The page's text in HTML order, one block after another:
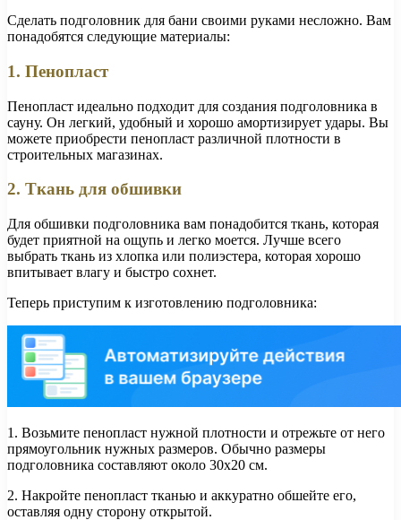
Сделать подголовник для бани своими руками несложно. Вам
понадобятся следующие материалы:
1. Пенопласт
Пенопласт идеально подходит для создания подголовника в
сауну. Он легкий, удобный и хорошо амортизирует удары. Вы
можете приобрести пенопласт различной плотности в
строительных магазинах.
2. Ткань для обшивки
Для обшивки подголовника вам понадобится ткань, которая
будет приятной на ощупь и легко моется. Лучше всего
выбрать ткань из хлопка или полиэстера, которая хорошо
впитывает влагу и быстро сохнет.
Теперь приступим к изготовлению подголовника:
1. Возьмите пенопласт нужной плотности и отрежьте от него
прямоугольник нужных размеров. Обычно размеры
подголовника составляют около 30х20 см.
2. Накройте пенопласт тканью и аккуратно обшейте его,
оставляя одну сторону открытой.